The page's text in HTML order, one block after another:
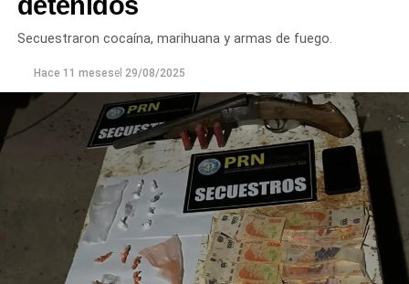
Secuestraron cocaína, marihuana y armas de fuego.
Hace 11 mesesel 29/08/2025